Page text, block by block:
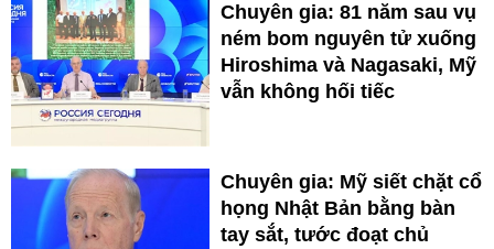
Chuyên gia: 81 năm sau vụ
ném bom nguyên tử xuống
Hiroshima và Nagasaki, Mỹ
vẫn không hối tiếc
Chuyên gia: Mỹ siết chặt cổ
họng Nhật Bản bằng bàn
tay sắt, tước đoạt chủ